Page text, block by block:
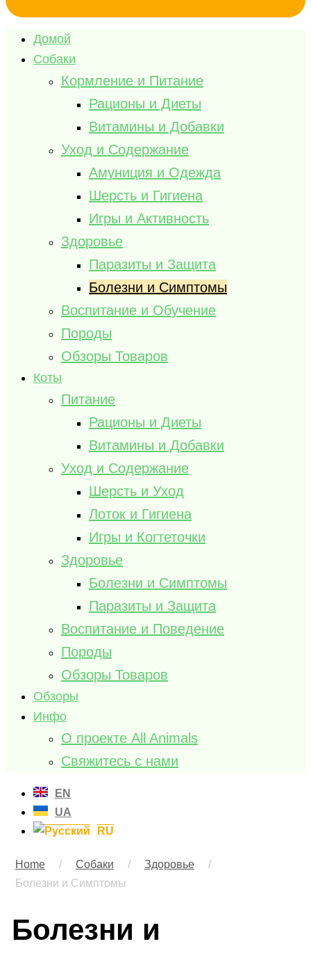
Домой
Собаки
Кормление и Питание
Рационы и Диеты
Витамины и Добавки
Уход и Содержание
Амуниция и Одежда
Шерсть и Гигиена
Игры и Активность
Здоровье
Паразиты и Защита
Болезни и Симптомы
Воспитание и Обучение
Породы
Обзоры Товаров
Коты
Питание
Рационы и Диеты
Витамины и Добавки
Уход и Содержание
Шерсть и Уход
Лоток и Гигиена
Игры и Когтеточки
Здоровье
Болезни и Симптомы
Паразиты и Защита
Воспитание и Поведение
Породы
Обзоры Товаров
Обзоры
Инфо
О проекте All Animals
Свяжитесь с нами
EN
UA
RU
Home / Собаки / Здоровье
/
Болезни и Симптомы
Болезни и